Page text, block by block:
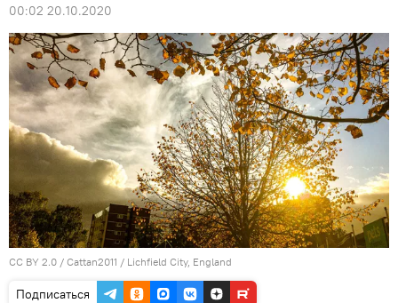
00:02 20.10.2020
CC BY 2.0 / Cattan2011 / Lichfield City, England
Подписаться